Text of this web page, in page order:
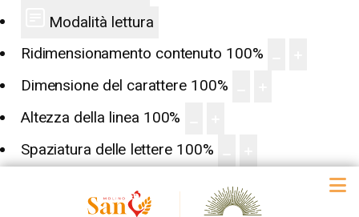
Modalità lettura
Ridimensionamento contenuto 100%
Dimensione del carattere 100%
Altezza della linea 100%
Spaziatura delle lettere 100%